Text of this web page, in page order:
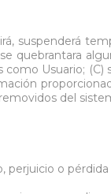
suspenderá
quebrantara
Usuario;
del
perjuicio o